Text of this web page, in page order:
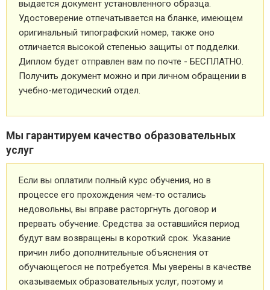
выдается документ установленного образца.
Удостоверение отпечатывается на бланке, имеющем
оригинальный типографский номер, также оно
отличается высокой степенью защиты от подделки.
Диплом будет отправлен вам по почте - БЕСПЛАТНО.
Получить документ можно и при личном обращении в
учебно-методический отдел.
Мы гарантируем качество образовательных
услуг
Если вы оплатили полный курс обучения, но в
процессе его прохождения чем-то остались
недовольны, вы вправе расторгнуть договор и
прервать обучение. Средства за оставшийся период
будут вам возвращены в короткий срок. Указание
причин либо дополнительные объяснения от
обучающегося не потребуется. Мы уверены в качестве
оказываемых образовательных услуг, поэтому и